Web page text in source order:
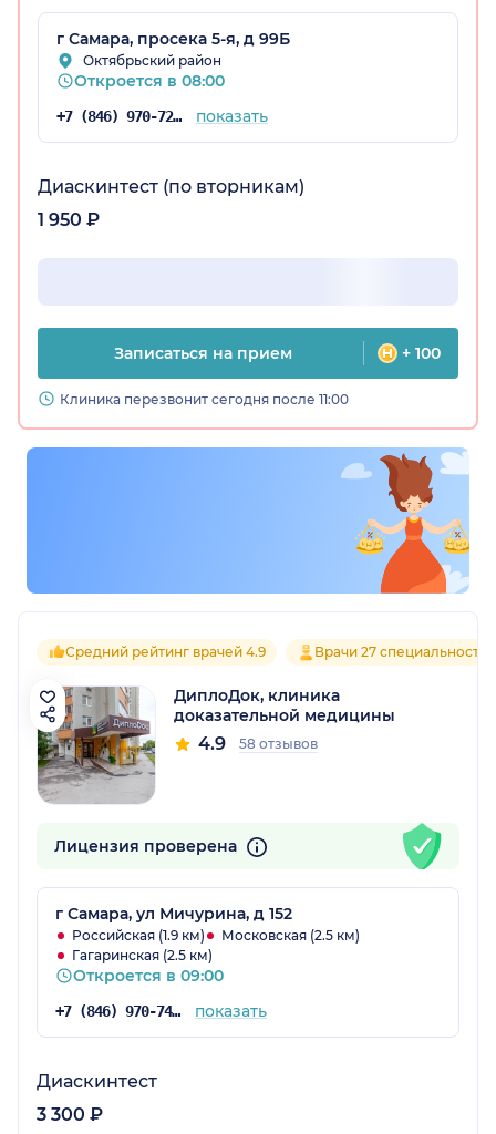
г Самара, просека 5-я, д 99Б
Октябрьский район
Откроется в 08:00
+7 (846) 970-72-14 показать
Диаскинтест (по вторникам)
1 950 ₽
Записаться на прием + 100
Клиника перезвонит сегодня после 11:00
Средний рейтинг врачей 4.9 Врачи 27 специальностей
ДиплоДок, клиника
доказательной медицины
4.9 58 отзывов
Лицензия проверена
г Самара, ул Мичурина, д 152
Российская (1.9 км)
Московская (2.5 км)
Гагаринская (2.5 км)
Откроется в 09:00
+7 (846) 970-74-32 показать
Диаскинтест
3 300 ₽